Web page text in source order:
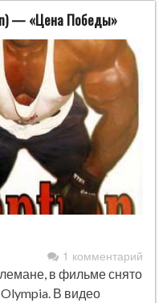
— «Цена Победы»
1 комментарий
в фильме снято
В видео